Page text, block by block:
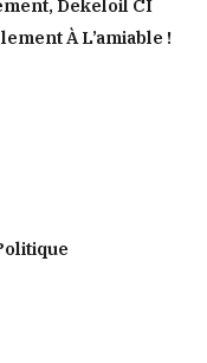
Dekeloil CI
À L’amiable !